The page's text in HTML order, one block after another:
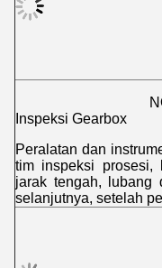
Inspeksi Gearbox
Peralatan dan
tim inspeksi prosesi,
jarak tengah, lubang
selanjutnya, setelah